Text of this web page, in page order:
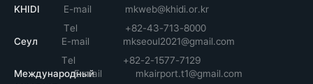
KHIDI E-mail
mkweb@khidi.or.kr
Tel
+82-43-713-8000
Сеул
E-mail
mkseoul2021@gmail.com
Tel
+82-2-1577-7129
Международный
E-mail
mkairport.t1@gmail.com